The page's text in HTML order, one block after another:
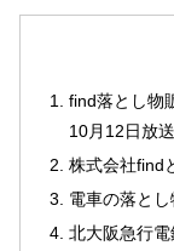
find落とし物
10月12日放送
株式会社find
電車の落と
北大阪急行